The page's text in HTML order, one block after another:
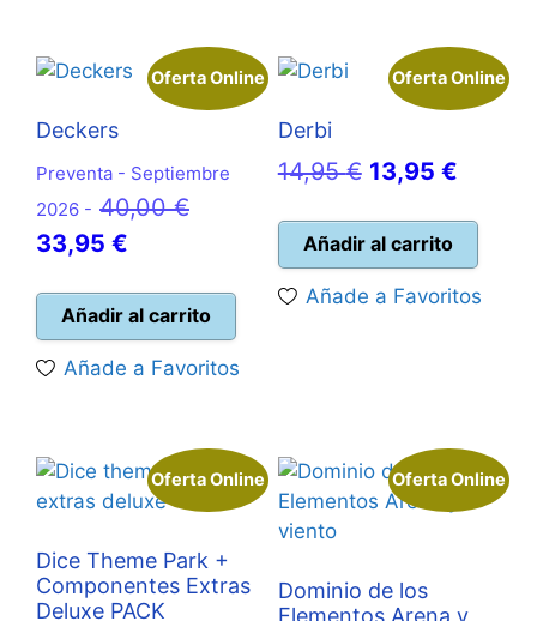
Oferta Online
Deckers
Preventa - Septiembre
2026 - 40,00€El
era:
40,00 €.
33,95 €
actual
es:
33,95 €.
Añadir al carrito
Añade a Favoritos
Oferta Online
Derbi
14,95€ El
original
era:
14,95 €.
13,95 €El
es:
13,95
Añadir al carrito
Añade a Favoritos
Oferta Online
Dice Theme Park +
Componentes Extras
Deluxe PACK
Oferta Online
Dominio de los